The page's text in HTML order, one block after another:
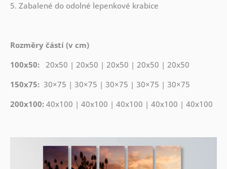
5. Zabalené do odolné lepenkové krabice
Rozměry částí (v cm)
100x50: 20x50 | 20x50 | 20x50 | 20x50 | 20x50
150x75: 30×75 | 30×75 | 30×75 | 30×75 | 30×75
200x100: 40x100 | 40x100 | 40x100 | 40x100 | 40x100